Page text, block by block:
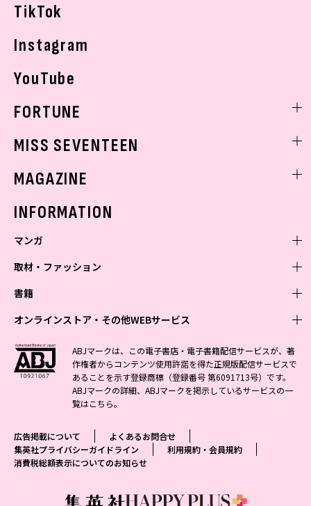
TikTok
Instagram
YouTube
FORTUNE
MISS SEVENTEEN
MAGAZINE
INFORMATION
マンガ
少年マンガ
Vジャンプ
最強ジャンプ
少年ジャンプ+
ジャンプTOON
ジャンプルーキー！
S-MANGA
集英社コミック文庫
青年マンガ
ZEBRACK
S-MANGA
集英社ジャンプリミックス
週刊ヤングジャンプ
ヤングジャンプ定期購読デジタル
となりのヤングジャンプ
少女マンガ
ZEBRACK
S-MANGA
集英社コミック文庫
マーガレット
別冊マーガレット
女性マンガ
ジャンプTOON
集英社コミック文庫
マンガMee公式サイト
リマコミ
取材・ファッション
ファッション・美容
BAILA
MAQUIA
eclat
T JAPAN
MEN'S NON-NO
芸能・情報・スポーツ
週プレNEWS
週プレ グラジャパ!
書籍
文芸・文庫・総合
小説すばる
集英社 文芸ステーション
web 集英社文庫
アジア人物史
学芸・ノンフィクション・新書
1日5分で、明日は変わる よみタイ yomitai
集英社学芸部 - 学芸・ノンフィクション
集英社ビジネス書
集英社新書プラス - 知の水先案内人
kotoba
ライトノベル・ノベライズ
集英社オレンジ文庫
JUMP j-BOOKS
ダッシュエックス文庫公式サイト
集英社Webマガジン コバルト
集英社の児童図書 S-KIDS.LAND
オンラインストア・その他WEBサービス
オンラインストア
OTO
SHUEISHA MANGA-ART HERITAGE
ジャンプキャラクターズストア
HAPPY PLUS STORE
SHUEISHA VOX
LEEマルシェ
その他WEBサービス
集英社アドナビ
集英社エディターズ・ラボ
ABJマークは、この電子書店・電子書籍配信サービスが、著
作権者からコンテンツ使用許諾を得た正規版配信サービスで
あることを示す登録商標（登録番号 第6091713号）です。
ABJマークの詳細、ABJマークを掲示しているサービスの一
覧はこちら。
広告掲載について
よくあるお問合せ
集英社プライバシーガイドライン
利用規約・会員規約
消費税総額表示についてのお知らせ